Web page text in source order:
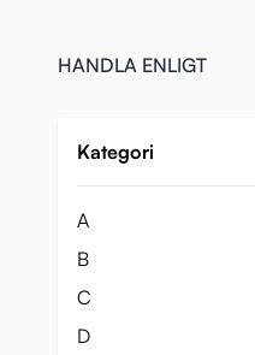
HANDLA ENLIGT
Kategori
A
B
C
D